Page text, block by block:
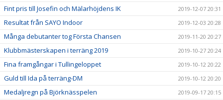
Fint pris till Josefin och Mälarhöjdens IK 2019-12-07 20:31
Resultat från SAYO Indoor 2019-12-03 20:28
Många debutanter tog Första Chansen 2019-11-20 20:27
Klubbmästerskapen i terräng 2019 2019-10-27 20:24
Fina framgångar i Tullingeloppet 2019-10-12 20:22
Guld till Ida på terräng-DM 2019-10-12 20:20
Medaljregn på Björknässpelen 2019-09-17 20:15